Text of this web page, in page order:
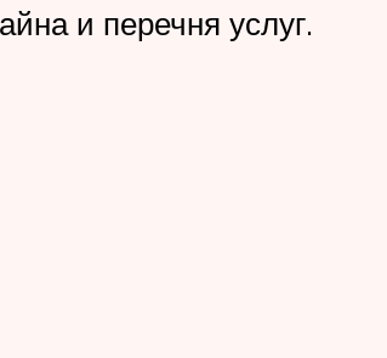
и перечня услуг.